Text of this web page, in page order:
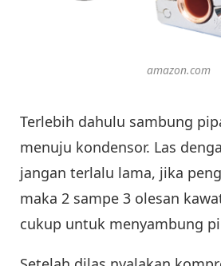
amazon.com
Terlebih dahulu sambung
menuju kondensor. Las
jangan terlalu lama, jika
maka 2 sampe 3 olesan
cukup untuk menyambung